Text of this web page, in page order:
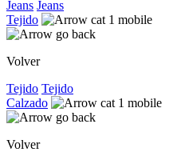
Jeans Jeans
Tejido
Volver
Tejido Tejido
Calzado
Volver